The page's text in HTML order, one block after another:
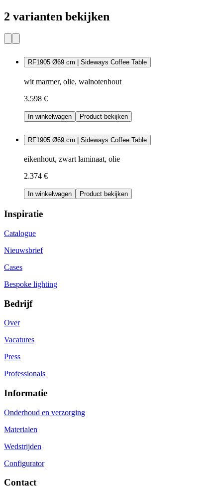
2 varianten bekijken
RF1905 Ø69 cm | Sideways Coffee Table
wit marmer, olie, walnotenhout
3.598 €
In winkelwagen Product bekijken
RF1905 Ø69 cm | Sideways Coffee Table
eikenhout, zwart laminaat, olie
2.374 €
In winkelwagen Product bekijken
Inspiratie
Catalogue
Nieuwsbrief
Cases
Bespoke lighting
Bedrijf
Over
Vacatures
Press
Professionals
Informatie
Onderhoud en verzorging
Materialen
Wedstrijden
Configurator
Contact